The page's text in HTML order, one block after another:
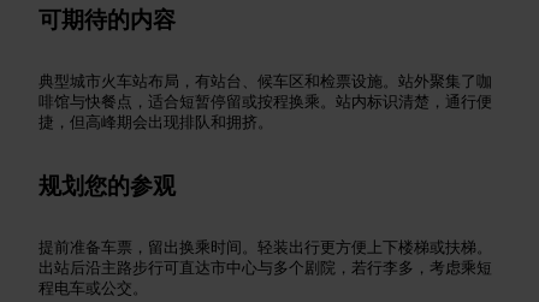
可期待的内容
典型城市火车站布局，有站台、候车区和检票设施。站外聚集了咖
啡馆与快餐点，适合短暂停留或按程换乘。站内标识清楚，通行便
捷，但高峰期会出现排队和拥挤。
规划您的参观
提前准备车票，留出换乘时间。轻装出行更方便上下楼梯或扶梯。
出站后沿主路步行可直达市中心与多个剧院，若行李多，考虑乘短
程电车或公交。